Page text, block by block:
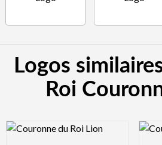
Logos
Roi
Logo Preview Image